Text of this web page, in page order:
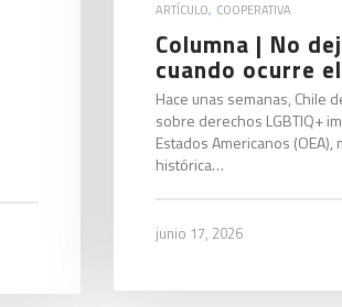
ARTÍCULO, COOPERATIVA
Columna | No
cuando ocurre
Hace unas semanas, Chile
sobre derechos LGBTIQ+
Estados Americanos
histórica…
junio 17, 2026